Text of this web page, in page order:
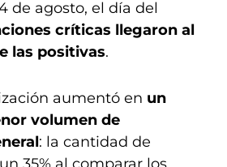
de agosto, el día del
críticas llegaron al
las positivas.
aumentó en un
volumen de
: la cantidad de